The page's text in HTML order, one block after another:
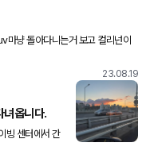
23.08.19
녀옵니다.
빙 센터에서 간